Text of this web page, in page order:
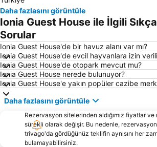
Bafa Gölü
Kaleiçi Kuşadası
Güvercin
Aydın Otobüs Terminali
Green Beach
Efes
Palm Plajı
Özgürlük
Aydın Tren Garı
Atatürk
Claros
Söke Harikalar Diyarı
Söke
Bayındır Tren Garı
Söke Tren
Daha fazlasını görüntüle
Ionia Guest House ile İlgili
Sorular
Ionia Guest House'de bir havuz alanı var mı?
Ionia Guest House'de evcil hayvanlara izin
Ionia Guest House'de otopark mevcut mu?
Ionia Guest House nerede bulunuyor?
Ionia Guest House'e yakın popüler cazibe
Daha fazlasını görüntüle
Rezervasyon sitelerinden aldığımız fiyatlar ve
sürekli olarak değişir. Bu nedenle,
trivago'da gördüğünüz teklifin aynısını her
bulamayabilirsiniz.